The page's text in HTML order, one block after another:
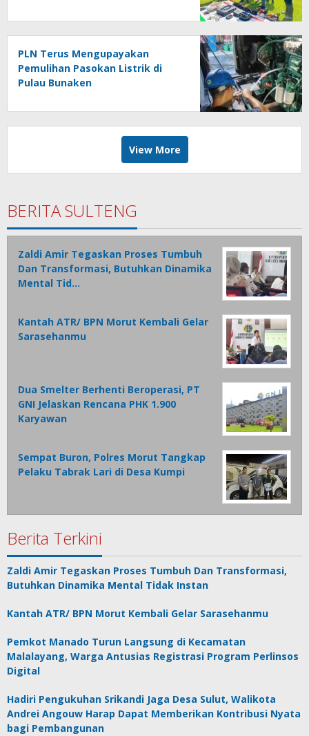
Kepulauan Nusa Utara
PLN Terus Mengupayakan
Pemulihan Pasokan Listrik di
Pulau Bunaken
View More
BERITA SULTENG
Zaldi Amir Tegaskan Proses Tumbuh
Dan Transformasi, Butuhkan Dinamika
Mental Tid…
Kantah ATR/ BPN Morut Kembali Gelar
Sarasehanmu
Dua Smelter Berhenti Beroperasi, PT
GNI Jelaskan Rencana PHK 1.900
Karyawan
Sempat Buron, Polres Morut Tangkap
Pelaku Tabrak Lari di Desa Kumpi
Berita Terkini
Zaldi Amir Tegaskan Proses Tumbuh Dan Transformasi,
Butuhkan Dinamika Mental Tidak Instan
Kantah ATR/ BPN Morut Kembali Gelar Sarasehanmu
Pemkot Manado Turun Langsung di Kecamatan
Malalayang, Warga Antusias Registrasi Program Perlinsos
Digital
Hadiri Pengukuhan Srikandi Jaga Desa Sulut, Walikota
Andrei Angouw Harap Dapat Memberikan Kontribusi Nyata
bagi Pembangunan